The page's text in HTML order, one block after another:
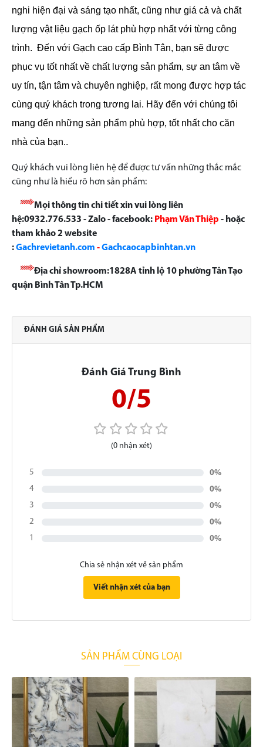
nghi hiện đại và sáng tạo nhất, cũng như giá cả và chất
lượng vật liệu gạch ốp lát phù hợp nhất với từng công
trình. Đến với Gạch cao cấp Bình Tân, bạn sẽ được
phục vụ tốt nhất về chất lượng sản phẩm, sự an tâm về
uy tín, tận tâm và chuyên nghiệp, rất mong được hợp tác
cùng quý khách trong tương lai. Hãy đến với chúng tôi
mang đến những sản phẩm phù hợp, tốt nhất cho căn
nhà của bạn..
Quý khách vui lòng liên hệ để được tư vấn những thắc mắc
cũng như là hiểu rõ hơn sản phẩm:
Mọi thông tin chi tiết xin vui lòng liên
hệ:0932.776.533 - Zalo - facebook: Phạm Văn Thiệp - hoặc
tham khảo 2 website
:Gachrevietanh.com -Gachcaocapbinhtan.vn
Địa chỉ showroom:1828A tỉnh lộ 10 phường Tân Tạo
quận Bình Tân Tp.HCM
ĐÁNH GIÁ SẢN PHẨM
Đánh Giá Trung Bình
0/5
(0 nhận xét)
5
0%
4
0%
3
0%
2
0%
1
0%
Chia sẻ nhận xét về sản phẩm
Viết nhận xét của bạn
SẢN PHẨM CÙNG LOẠI